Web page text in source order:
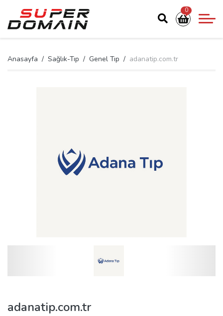
0
Anasayfa Sağlık-Tıp Genel Tıp adanatip.com.tr
adanatip.com.tr